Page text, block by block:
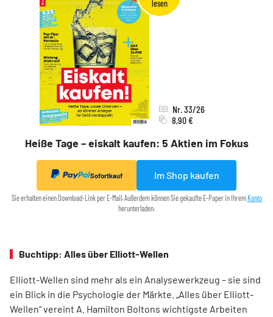
Heiße Tage – eiskalt kaufen: 5 Aktien im Fokus
Nr. 33/26
8,90 €
Sofortkauf Im Shop kaufen
Sie erhalten einen Download-Link per E-Mail. Außerdem können Sie gekaufte E-Paper in Ihrem Konto
herunterladen.
Buchtipp: Alles über Elliott-Wellen
Elliott-Wellen sind mehr als ein Analysewerkzeug – sie sind
ein Blick in die Psychologie der Märkte. „Alles über Elliott-
Wellen“ vereint A. Hamilton Boltons wichtigste Arbeiten